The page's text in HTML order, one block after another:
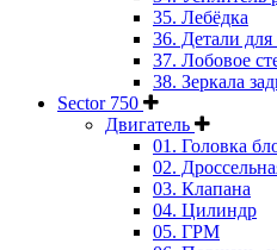
35. Лебёдка
36. Детали для
37. Лобовое
38. Зеркала
Sector 750
Двигатель
01. Головка
02.
03. Клапана
04. Цилиндр
05. ГРМ